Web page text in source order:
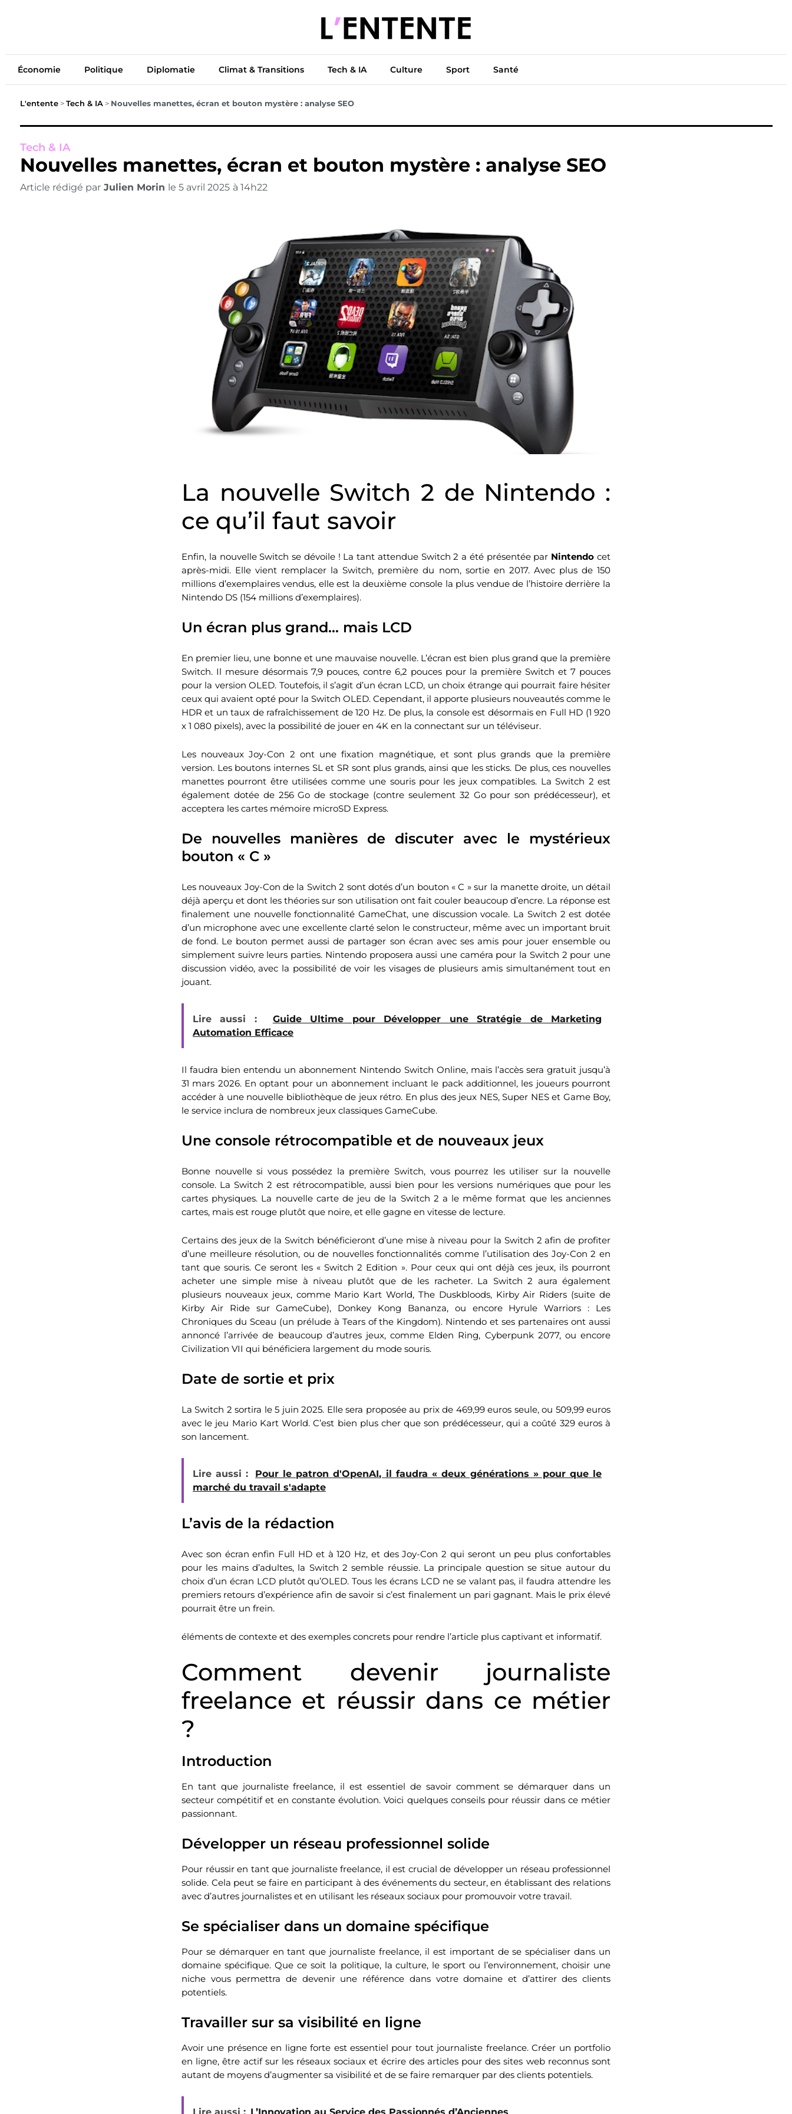
Diplomatie Climat & Transitions Tech & IA
Économie Politique Diplomatie Climat & Transitions Tech & IA Culture Sport Santé
L'entente> Tech & IA> Nouvelles manettes, écran et bouton mystère : analyse SEO
Tech & IA
Nouvelles manettes, écran et bouton mystère : analyse SEO
Article rédigé par Julien Morin le 5 avril 2025 à 14h22
La nouvelle Switch 2 de Nintendo :
ce qu’il faut savoir
Enfin, la nouvelle Switch se dévoile ! La tant attendue Switch 2 a été présentée par Nintendo cet
après-midi. Elle vient remplacer la Switch, première du nom, sortie en 2017. Avec plus de 150
millions d’exemplaires vendus, elle est la deuxième console la plus vendue de l’histoire derrière la
Nintendo DS (154 millions d’exemplaires).
Un écran plus grand… mais LCD
En premier lieu, une bonne et une mauvaise nouvelle. L’écran est bien plus grand que la première
Switch. Il mesure désormais 7,9 pouces, contre 6,2 pouces pour la première Switch et 7 pouces
pour la version OLED. Toutefois, il s’agit d’un écran LCD, un choix étrange qui pourrait faire hésiter
ceux qui avaient opté pour la Switch OLED. Cependant, il apporte plusieurs nouveautés comme le
HDR et un taux de rafraîchissement de 120 Hz. De plus, la console est désormais en Full HD (1 920
x 1 080 pixels), avec la possibilité de jouer en 4K en la connectant sur un téléviseur.
Les nouveaux Joy-Con 2 ont une fixation magnétique, et sont plus grands que la première
version. Les boutons internes SL et SR sont plus grands, ainsi que les sticks. De plus, ces nouvelles
manettes pourront être utilisées comme une souris pour les jeux compatibles. La Switch 2 est
également dotée de 256 Go de stockage (contre seulement 32 Go pour son prédécesseur), et
acceptera les cartes mémoire microSD Express.
De nouvelles manières de discuter avec le mystérieux
bouton « C »
Les nouveaux Joy-Con de la Switch 2 sont dotés d’un bouton « C » sur la manette droite, un détail
déjà aperçu et dont les théories sur son utilisation ont fait couler beaucoup d’encre. La réponse est
finalement une nouvelle fonctionnalité GameChat, une discussion vocale. La Switch 2 est dotée
d’un microphone avec une excellente clarté selon le constructeur, même avec un important bruit
de fond. Le bouton permet aussi de partager son écran avec ses amis pour jouer ensemble ou
simplement suivre leurs parties. Nintendo proposera aussi une caméra pour la Switch 2 pour une
discussion vidéo, avec la possibilité de voir les visages de plusieurs amis simultanément tout en
jouant.
Lire aussi :
Guide Ultime pour Développer une Stratégie de Marketing
Automation Efficace
Il faudra bien entendu un abonnement Nintendo Switch Online, mais l’accès sera gratuit jusqu’à
31 mars 2026. En optant pour un abonnement incluant le pack additionnel, les joueurs pourront
accéder à une nouvelle bibliothèque de jeux rétro. En plus des jeux NES, Super NES et Game Boy,
le service inclura de nombreux jeux classiques GameCube.
Une console rétrocompatible et de nouveaux jeux
Bonne nouvelle si vous possédez la première Switch, vous pourrez les utiliser sur la nouvelle
console. La Switch 2 est rétrocompatible, aussi bien pour les versions numériques que pour les
cartes physiques. La nouvelle carte de jeu de la Switch 2 a le même format que les anciennes
cartes, mais est rouge plutôt que noire, et elle gagne en vitesse de lecture.
Certains des jeux de la Switch bénéficieront d’une mise à niveau pour la Switch 2 afin de profiter
d’une meilleure résolution, ou de nouvelles fonctionnalités comme l’utilisation des Joy-Con 2 en
tant que souris. Ce seront les « Switch 2 Edition ». Pour ceux qui ont déjà ces jeux, ils pourront
acheter une simple mise à niveau plutôt que de les racheter. La Switch 2 aura également
plusieurs nouveaux jeux, comme Mario Kart World, The Duskbloods, Kirby Air Riders (suite de
Kirby Air Ride sur GameCube), Donkey Kong Bananza, ou encore Hyrule Warriors : Les
Chroniques du Sceau (un prélude à Tears of the Kingdom). Nintendo et ses partenaires ont aussi
annoncé l’arrivée de beaucoup d’autres jeux, comme Elden Ring, Cyberpunk 2077, ou encore
Civilization VII qui bénéficiera largement du mode souris.
Date de sortie et prix
La Switch 2 sortira le 5 juin 2025. Elle sera proposée au prix de 469,99 euros seule, ou 509,99 euros
avec le jeu Mario Kart World. C’est bien plus cher que son prédécesseur, qui a coûté 329 euros à
son lancement.
Lire aussi :
Pour le patron d'OpenAI, il faudra « deux générations » pour que le
marché du travail s'adapte
L’avis de la rédaction
Avec son écran enfin Full HD et à 120 Hz, et des Joy-Con 2 qui seront un peu plus confortables
pour les mains d’adultes, la Switch 2 semble réussie. La principale question se situe autour du
choix d’un écran LCD plutôt qu’OLED. Tous les écrans LCD ne se valant pas, il faudra attendre les
premiers retours d’expérience afin de savoir si c’est finalement un pari gagnant. Mais le prix élevé
pourrait être un frein.
éléments de contexte et des exemples concrets pour rendre l’article plus captivant et informatif.
Comment devenir journaliste
freelance et réussir dans ce métier
?
Introduction
En tant que journaliste freelance, il est essentiel de savoir comment se démarquer dans un
secteur compétitif et en constante évolution. Voici quelques conseils pour réussir dans ce métier
passionnant.
Développer un réseau professionnel solide
Pour réussir en tant que journaliste freelance, il est crucial de développer un réseau professionnel
solide. Cela peut se faire en participant à des événements du secteur, en établissant des relations
avec d’autres journalistes et en utilisant les réseaux sociaux pour promouvoir votre travail.
Se spécialiser dans un domaine spécifique
Pour se démarquer en tant que journaliste freelance, il est important de se spécialiser dans un
domaine spécifique. Que ce soit la politique, la culture, le sport ou l’environnement, choisir une
niche vous permettra de devenir une référence dans votre domaine et d’attirer des clients
potentiels.
Travailler sur sa visibilité en ligne
Avoir une présence en ligne forte est essentiel pour tout journaliste freelance. Créer un portfolio
en ligne, être actif sur les réseaux sociaux et écrire des articles pour des sites web reconnus sont
autant de moyens d’augmenter sa visibilité et de se faire remarquer par des clients potentiels.
Lire aussi : L’Innovation au Service des Passionnés d’Anciennes